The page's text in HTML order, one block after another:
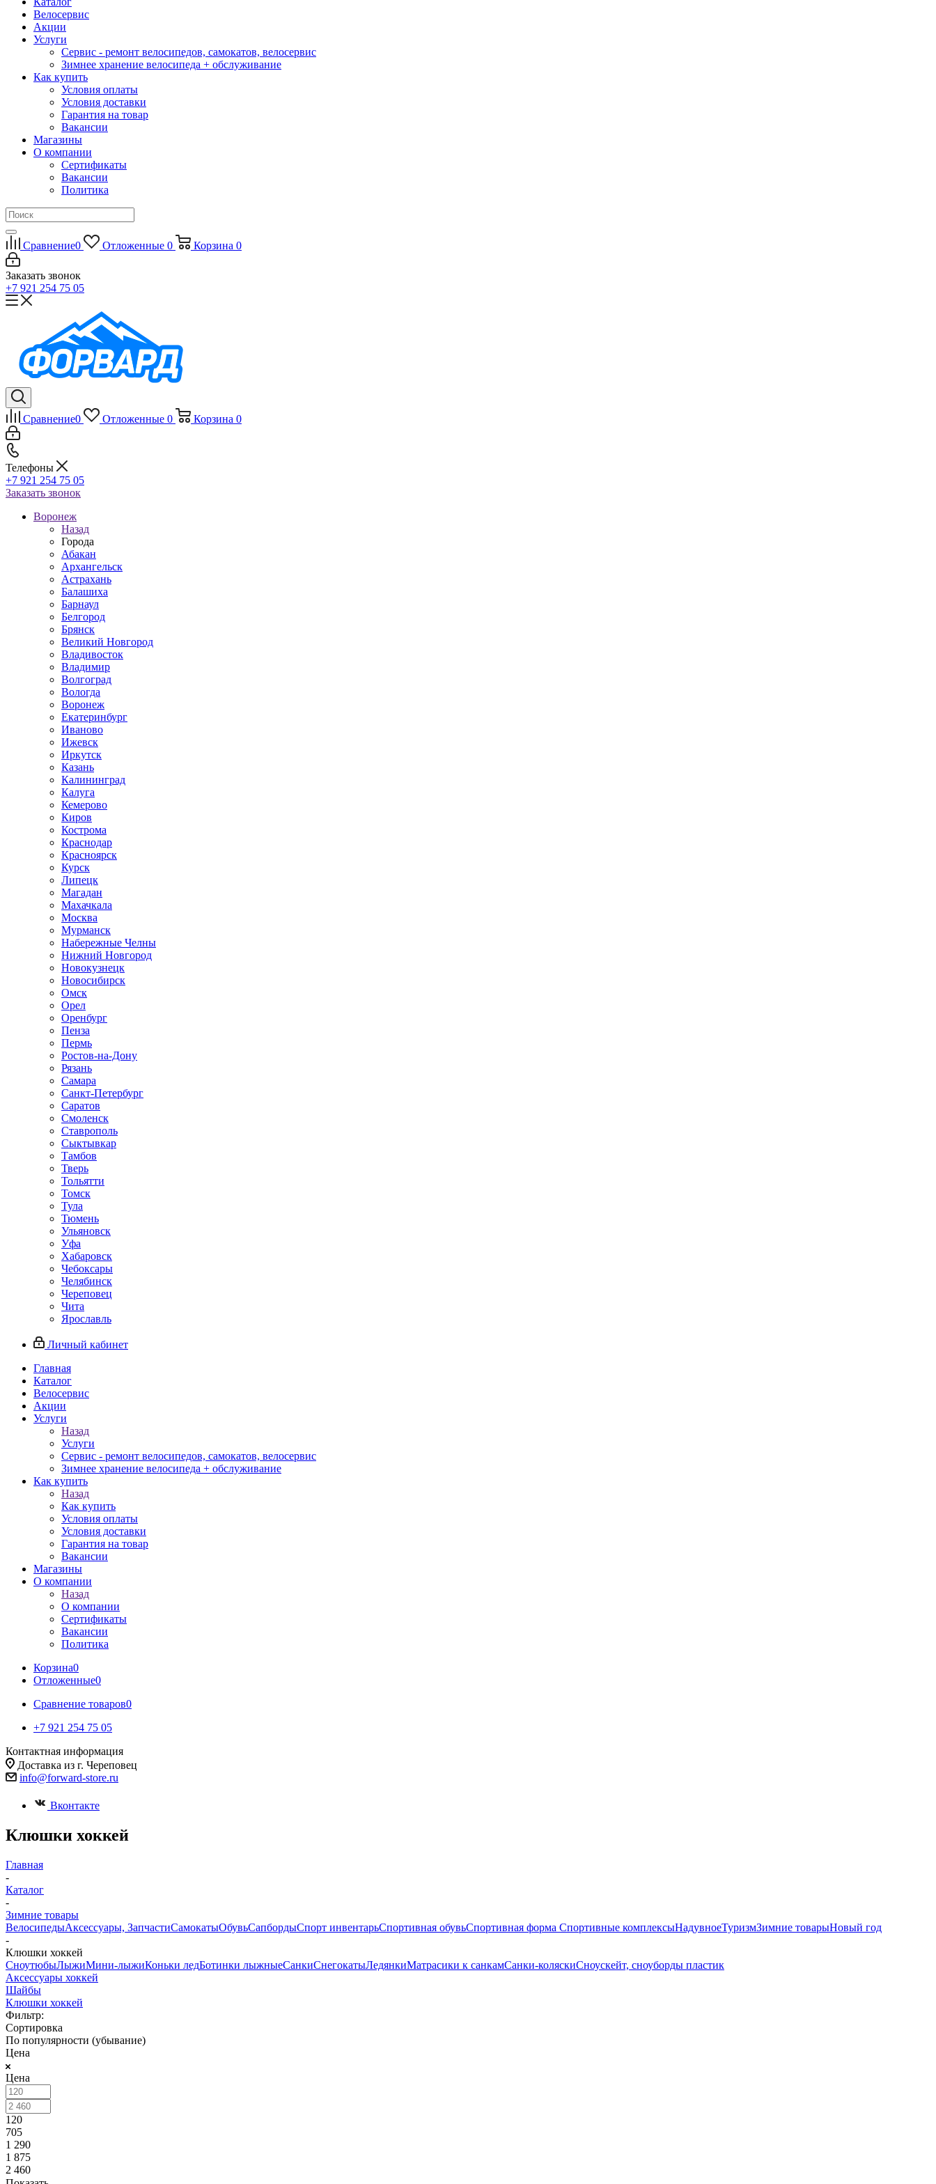
Велосервис
Акции
Услуги
Сервис - ремонт велосипедов, самокатов, велосервис
Зимнее хранение велосипеда + обслуживание
Как купить
Условия оплаты
Условия доставки
Гарантия на товар
Вакансии
Магазины
О компании
Сертификаты
Вакансии
Политика
Сравнение0 Отложенные 0 Корзина 0
Заказать звонок
+7 921 254 75 05
Сравнение0 Отложенные 0 Корзина 0
Телефоны
+7 921 254 75 05
Заказать звонок
Воронеж
Назад
Города
Абакан
Архангельск
Астрахань
Балашиха
Барнаул
Белгород
Брянск
Великий Новгород
Владивосток
Владимир
Волгоград
Вологда
Воронеж
Екатеринбург
Иваново
Ижевск
Иркутск
Казань
Калининград
Калуга
Кемерово
Киров
Кострома
Краснодар
Красноярск
Курск
Липецк
Магадан
Махачкала
Москва
Мурманск
Набережные Челны
Нижний Новгород
Новокузнецк
Новосибирск
Омск
Орел
Оренбург
Пенза
Пермь
Ростов-на-Дону
Рязань
Самара
Санкт-Петербург
Саратов
Смоленск
Ставрополь
Сыктывкар
Тамбов
Тверь
Тольятти
Томск
Тула
Тюмень
Ульяновск
Уфа
Хабаровск
Чебоксары
Челябинск
Череповец
Чита
Ярославль
Личный кабинет
Главная
Каталог
Велосервис
Акции
Услуги
Назад
Услуги
Сервис - ремонт велосипедов, самокатов, велосервис
Зимнее хранение велосипеда + обслуживание
Как купить
Назад
Как купить
Условия оплаты
Условия доставки
Гарантия на товар
Вакансии
Магазины
О компании
Назад
О компании
Сертификаты
Вакансии
Политика
Корзина0
Отложенные0
Сравнение товаров0
+7 921 254 75 05
Контактная информация
Доставка из г. Череповец
info@forward-store.ru
Вконтакте
Клюшки хоккей
Главная
-
Каталог
-
Зимние товары
ВелосипедыАксессуары, ЗапчастиСамокатыОбувьСапбордыСпорт инвентарьСпортивная обувьСпортивная форма Спортивные комплексыНадувноеТуризмЗимние товарыНовый год
-
Клюшки хоккей
СноутюбыЛыжиМини-лыжиКоньки ледБотинки лыжныеСанкиСнегокатыЛедянкиМатрасики к санкамСанки-коляскиСноускейт, сноуборды пластик
Аксессуары хоккей
Шайбы
Клюшки хоккей
Фильтр:
Сортировка
По популярности (убывание)
Цена
Цена
120
705
1 290
1 875
2 460